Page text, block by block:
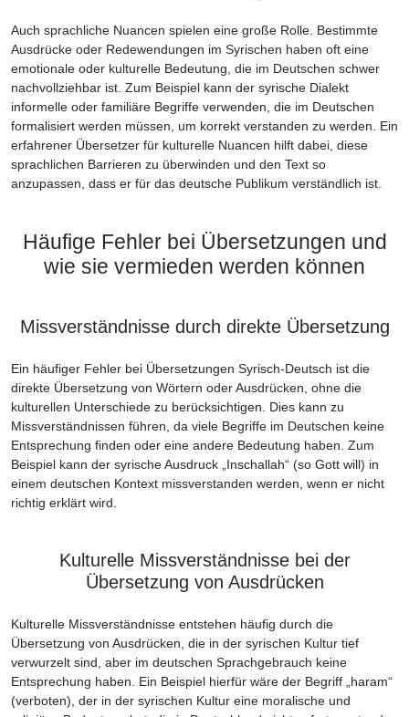
Auch sprachliche Nuancen spielen eine große Rolle. Bestimmte
Ausdrücke oder Redewendungen im Syrischen haben oft eine
emotionale oder kulturelle Bedeutung, die im Deutschen schwer
nachvollziehbar ist. Zum Beispiel kann der syrische Dialekt
informelle oder familiäre Begriffe verwenden, die im Deutschen
formalisiert werden müssen, um korrekt verstanden zu werden. Ein
erfahrener Übersetzer für kulturelle Nuancen hilft dabei, diese
sprachlichen Barrieren zu überwinden und den Text so
anzupassen, dass er für das deutsche Publikum verständlich ist.
Häufige Fehler bei Übersetzungen und
wie sie vermieden werden können
Missverständnisse durch direkte Übersetzung
Ein häufiger Fehler bei Übersetzungen Syrisch-Deutsch ist die
direkte Übersetzung von Wörtern oder Ausdrücken, ohne die
kulturellen Unterschiede zu berücksichtigen. Dies kann zu
Missverständnissen führen, da viele Begriffe im Deutschen keine
Entsprechung finden oder eine andere Bedeutung haben. Zum
Beispiel kann der syrische Ausdruck „Inschallah“ (so Gott will) in
einem deutschen Kontext missverstanden werden, wenn er nicht
richtig erklärt wird.
Kulturelle Missverständnisse bei der
Übersetzung von Ausdrücken
Kulturelle Missverständnisse entstehen häufig durch die
Übersetzung von Ausdrücken, die in der syrischen Kultur tief
verwurzelt sind, aber im deutschen Sprachgebrauch keine
Entsprechung haben. Ein Beispiel hierfür wäre der Begriff „haram“
(verboten), der in der syrischen Kultur eine moralische und